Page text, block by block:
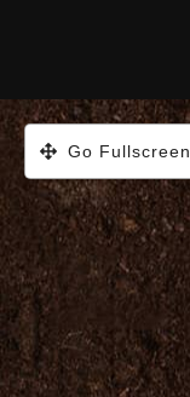
Go Fullscreen